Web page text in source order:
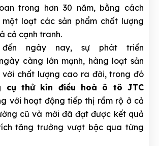
trong hơn 30 năm, bằng cách
loạt các sản phẩm chất lượng
cả cạnh tranh.
đến ngày nay, sự phát triển
càng lớn mạnh, hàng loạt sản
với chất lượng cao ra đời, trong đó
cụ thử kín điều hoà ô tô JTC
với hoạt động tiếp thị rầm rộ ở cả
cũ và mới đã đạt được kết quả
tăng trưởng vượt bậc qua từng